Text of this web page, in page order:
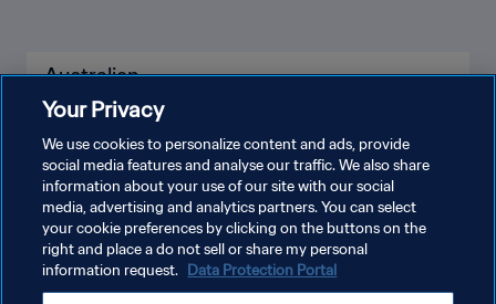
Australien
MEHR ANZEIGEN
Your Privacy
We use cookies to personalize content and ads, provide
social media features and analyse our traffic. We also share
information about your use of our site with our social
media, advertising and analytics partners. You can select
your cookie preferences by clicking on the buttons on the
right and place a do not sell or share my personal
information request. Data Protection Portal